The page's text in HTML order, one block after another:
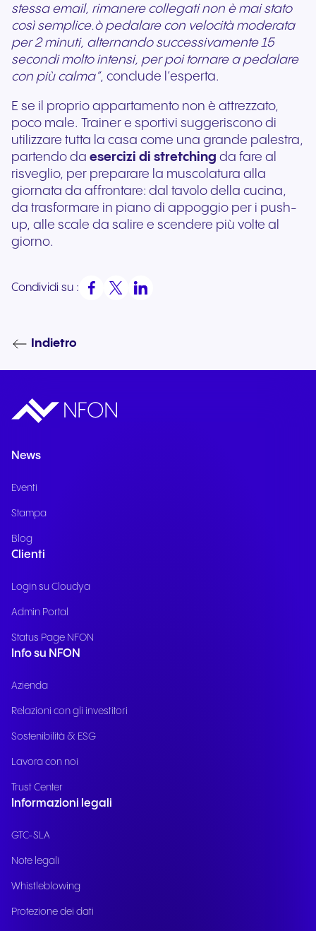
stessa email, rimanere collegati non è mai stato
così semplice.ò pedalare con velocità moderata
per 2 minuti, alternando successivamente 15
secondi molto intensi, per poi tornare a pedalare
con più calma”, conclude l’esperta.
E se il proprio appartamento non è attrezzato,
poco male. Trainer e sportivi suggeriscono di
utilizzare tutta la casa come una grande palestra,
partendo da esercizi di stretching da fare al
risveglio, per preparare la muscolatura alla
giornata da affrontare: dal tavolo della cucina,
da trasformare in piano di appoggio per i push-
up, alle scale da salire e scendere più volte al
giorno.
Condividi su :
Indietro
News
Eventi
Stampa
Blog
Clienti
Login su Cloudya
Admin Portal
Status Page NFON
Info su NFON
Azienda
Relazioni con gli investitori
Sostenibilità & ESG
Lavora con noi
Trust Center
Informazioni legali
GTC-SLA
Note legali
Whistleblowing
Protezione dei dati